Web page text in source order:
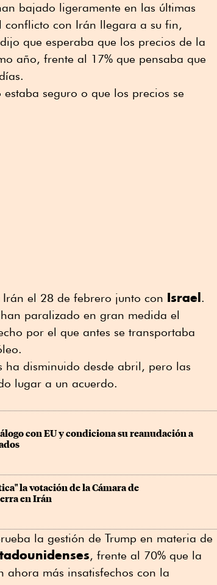
bajado ligeramente en las últimas
conflicto con Irán llegara a su fin,
que esperaba que los precios de la
año, frente al 17% que pensaba que
seguro o que los precios se
el ⁠28 de febrero junto con Israel .
paralizado en gran medida ⁠el
por el que antes se transportaba
ha disminuido desde abril, pero las
lugar a un acuerdo.
con EU y condiciona su reanudación a
la votación de la Cámara de
en Irán
la gestión de Trump en materia de
, frente al 70% que la
ahora más insatisfechos con la